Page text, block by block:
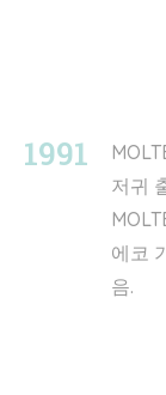
1991
저귀
에코
음.